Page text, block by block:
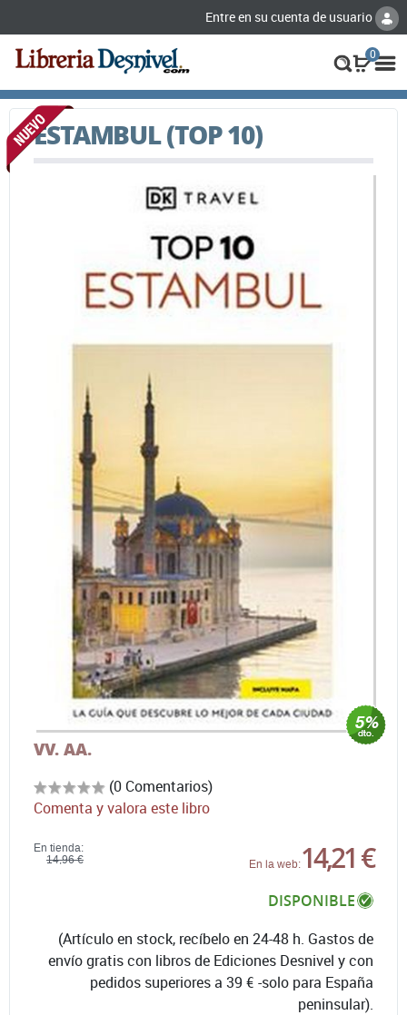
Entre en su cuenta de usuario
0
ESTAMBUL (TOP 10)
VV. AA.
(0 Comentarios)
Comenta y valora este libro
En tienda:
14,96 €
En la web:14,21 €
DISPONIBLE
(Artículo en stock, recíbelo en 24-48 h. Gastos de
envío gratis con libros de Ediciones Desnivel y con
pedidos superiores a 39 € -solo para España
peninsular).